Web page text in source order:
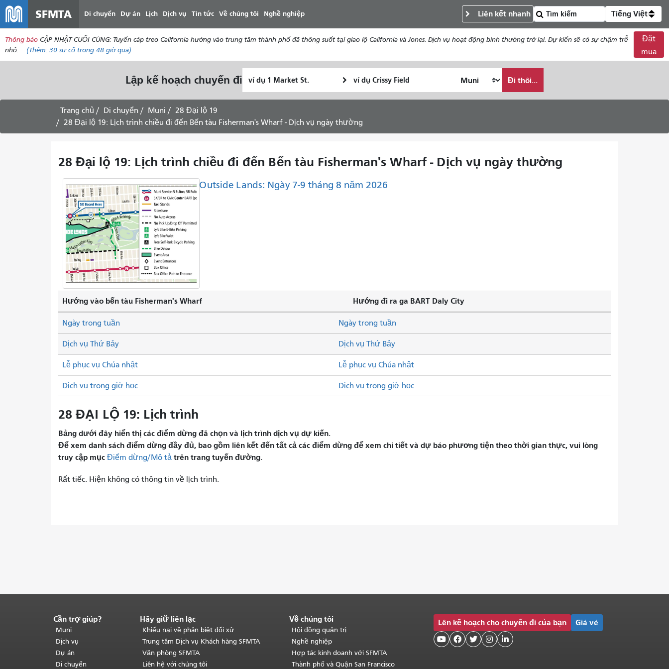
dung
SFMTA Di chuyển Dự án Lịch Dịch vụ Tin tức Về chúng tôi Nghề nghiệp Liên kết nhanh Tiếng Việt
Thông báo CẬP NHẬT CUỐI CÙNG: Tuyến cáp treo California hướng vào trung tâm thành phố đã thông suốt tại giao lộ California và Jones. Dịch vụ hoạt động bình thường trở lại. Dự kiến ​​sẽ có sự chậm trễ
nhỏ.
(Thêm: 30 sự cố trong 48 giờ qua)
Đặt
mua
Lập kế hoạch chuyến đi
bắt
kết
muốn
lịch
thế
Đi thôi...
Trang chủ Di chuyển Muni
28 Đại lộ 19
28 Đại lộ 19: Lịch trình chiều đi đến Bến tàu Fisherman's Wharf - Dịch vụ ngày thường
28 Đại lộ 19: Lịch trình chiều đi đến Bến tàu Fisherman's Wharf - Dịch vụ ngày thường
Outside Lands: Ngày 7-9 tháng 8 năm 2026
Hướng vào bến tàu Fisherman's Wharf Hướng đi ra ga BART Daly City
Dịch vụ Thứ Bảy Dịch vụ Thứ Bảy
Lễ phục vụ Chúa nhật Lễ phục vụ Chúa nhật
Ngày trong tuần Ngày trong tuần
Dịch vụ trong giờ học Dịch vụ trong giờ học
28 ĐẠI LỘ 19: Lịch trình
Bảng dưới đây hiển thị các điểm dừng đã chọn và lịch trình dịch vụ dự kiến.
Để xem danh sách điểm dừng đầy đủ, bao gồm liên kết đến tất cả các điểm dừng để xem chi tiết và dự báo phương tiện theo thời gian thực, vui lòng
truy cập mục Điểm dừng/Mô tả trên trang tuyến đường.
Rất tiếc. Hiện không có thông tin về lịch trình.
Kết
thúc
nội
dung
trang.Phần
Cần trợ giúp?
Muni
Dịch vụ
Dự án
Di chuyển
Hãy giữ liên lạc
Khiếu nại về phân biệt đối xử
Trung tâm Dịch vụ Khách hàng SFMTA
Văn phòng SFMTA
Liên hệ với chúng tôi
Về chúng tôi
Hội đồng quản trị
Nghề nghiệp
Hợp tác kinh doanh với SFMTA
Thành phố và Quận San Francisco
Lên kế hoạch cho chuyến đi của bạn Giá vé
    